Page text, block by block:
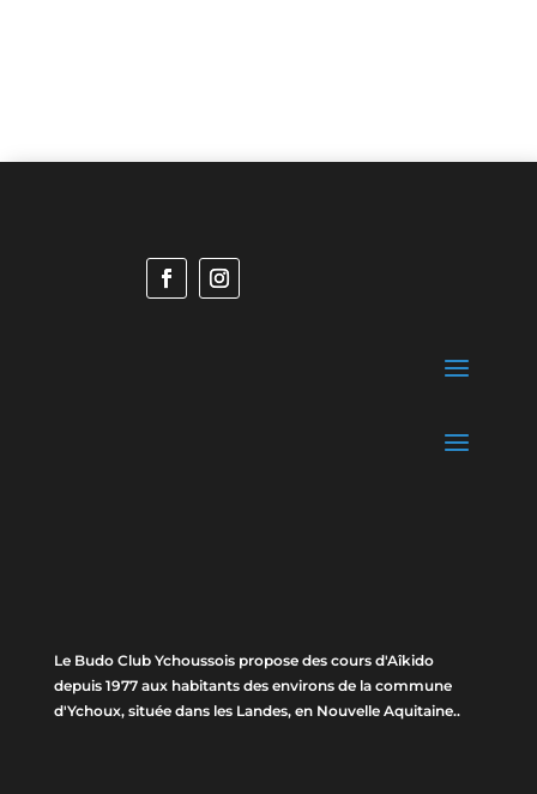
Le Budo Club Ychoussois propose des cours d'Aîkido
depuis 1977 aux habitants des environs de la commune
d'Ychoux, située dans les Landes, en Nouvelle Aquitaine..